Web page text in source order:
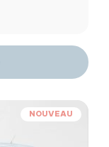
NOUVEAU